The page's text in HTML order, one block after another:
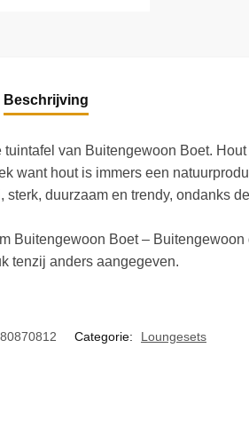
Beschrijving
van Buitengewoon Boet.
want hout is immers een
duurzaam en trendy, ondanks
Buitengewoon Boet –
tenzij anders aangegeven.
Categorie: Loungesets